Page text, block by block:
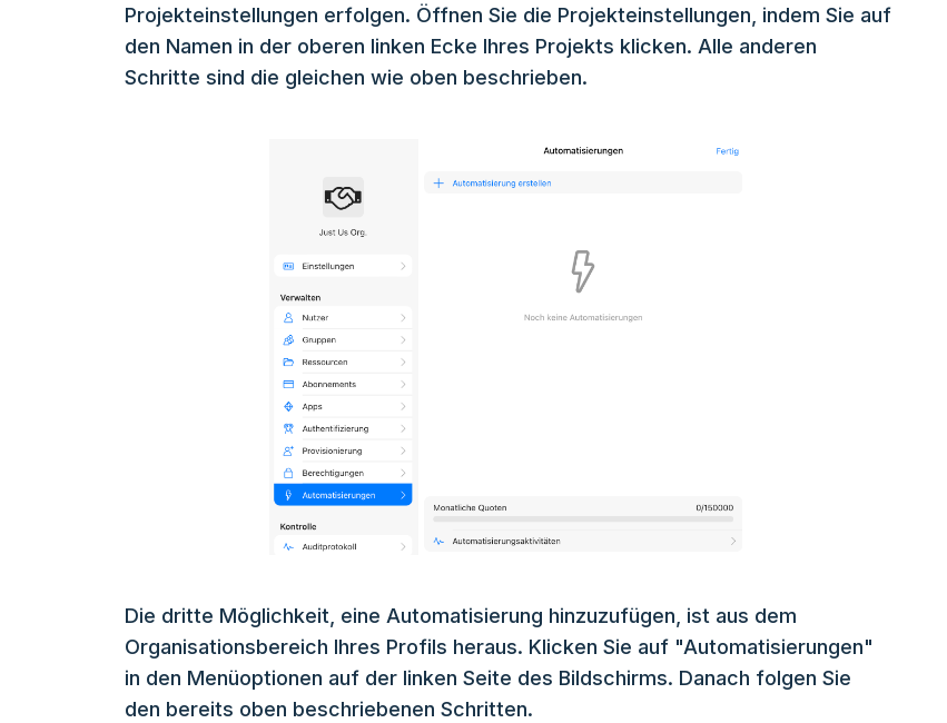
Projekteinstellungen erfolgen. Öffnen Sie die Projekteinstellungen, indem Sie auf
den Namen in der oberen linken Ecke Ihres Projekts klicken. Alle anderen
Schritte sind die gleichen wie oben beschrieben.
Die dritte Möglichkeit, eine Automatisierung hinzuzufügen, ist aus dem
Organisationsbereich Ihres Profils heraus. Klicken Sie auf "Automatisierungen"
in den Menüoptionen auf der linken Seite des Bildschirms. Danach folgen Sie
den bereits oben beschriebenen Schritten.